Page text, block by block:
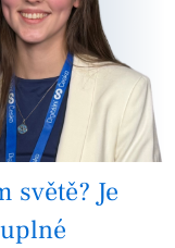
světě? Je